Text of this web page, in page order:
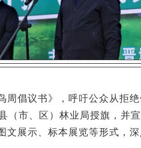
周倡议书》，呼吁公众从拒
市、区）林业局授旗，并宣
展示、标本展览等形式，深